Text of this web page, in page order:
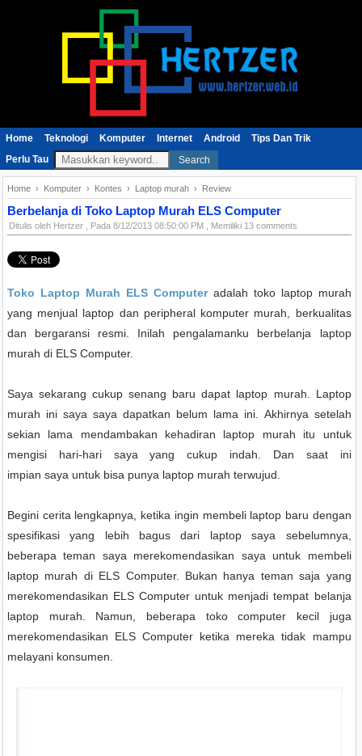
Home Teknologi Komputer Internet Android
Tips Dan Trik
Perlu Tau
Search
Home › Komputer › Kontes › Laptop murah › Review
Berbelanja di Toko Laptop Murah ELS Computer
Ditulis oleh Hertzer , Pada 8/12/2013 08:50:00 PM , Memiliki 13 comments
Toko Laptop Murah ELS Computeradalah toko laptop murah
yang menjual laptop dan peripheral komputer murah, berkualitas
dan bergaransi resmi. Inilah pengalamanku berbelanja laptop
murah di ELS Computer.
Saya sekarang cukup senang baru dapat laptop murah. Laptop
murah ini saya saya dapatkan belum lama ini. Akhirnya setelah
sekian lama mendambakan kehadiran laptop murah itu untuk
mengisi hari-hari saya yang cukup indah. Dan saat ini
impian saya untuk bisa punya laptop murah terwujud.
Begini cerita lengkapnya, ketika ingin membeli laptop baru dengan
spesifikasi yang lebih bagus dari laptop saya sebelumnya,
beberapa teman saya merekomendasikan saya untuk membeli
laptop murah di ELS Computer. Bukan hanya teman saja yang
merekomendasikan ELS Computer untuk menjadi tempat belanja
laptop murah. Namun, beberapa toko computer kecil juga
merekomendasikan ELS Computer ketika mereka tidak mampu
melayani konsumen.